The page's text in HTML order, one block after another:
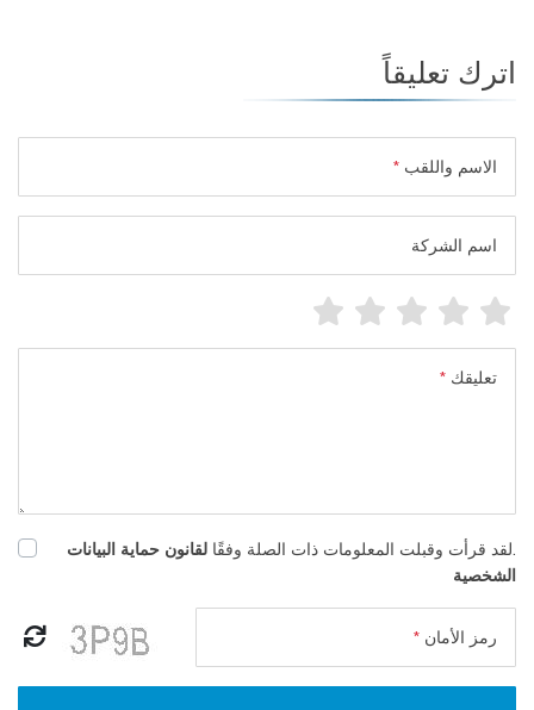
اترك تعليقاً
الاسم واللقب *
اسم الشركة
تعليقك *
.لقد قرأت وقبلت المعلومات ذات الصلة وفقًا لقانون حماية البيانات
الشخصية
رمز الأمان *